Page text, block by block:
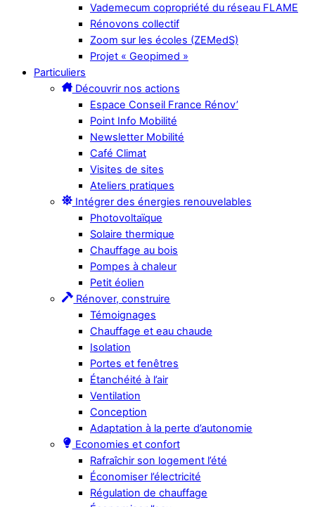
Vademecum copropriété du réseau FLAME
Rénovons collectif
Zoom sur les écoles (ZEMedS)
Projet « Geopimed »
Particuliers
Découvrir nos actions
Espace Conseil France Rénov’
Point Info Mobilité
Newsletter Mobilité
Café Climat
Visites de sites
Ateliers pratiques
Intégrer des énergies renouvelables
Photovoltaïque
Solaire thermique
Chauffage au bois
Pompes à chaleur
Petit éolien
Rénover, construire
Témoignages
Chauffage et eau chaude
Isolation
Portes et fenêtres
Étanchéité à l’air
Ventilation
Conception
Adaptation à la perte d’autonomie
Economies et confort
Rafraîchir son logement l’été
Économiser l’électricité
Régulation de chauffage